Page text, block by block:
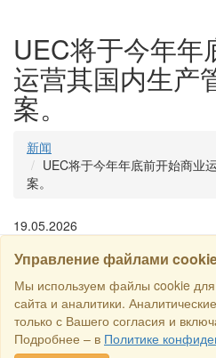
UEC将于今年年
运营其国内生产
案。
新闻
UEC将于今年年底前开始商业
案。
19.05.2026
Управление файлами
Мы используем файлы cookie для
сайта и аналитики.
только с Вашего согласия и
Подробнее – в Политике
保留所有权利 © 2016商业交易所“
mail:sales@rstradehouse.com, 地